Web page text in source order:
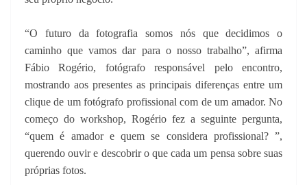
“O futuro da fotografia somos nós que decidimos o
caminho que vamos dar para o nosso trabalho”, afirma
Fábio Rogério, fotógrafo responsável pelo encontro,
mostrando aos presentes as principais diferenças entre um
clique de um fotógrafo profissional com de um amador. No
começo do workshop, Rogério fez a seguinte pergunta,
“quem é amador e quem se considera profissional? ”,
querendo ouvir e descobrir o que cada um pensa sobre suas
próprias fotos.